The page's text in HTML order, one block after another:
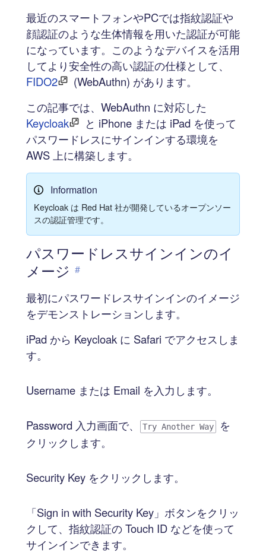
最近のスマートフォンやPCでは指紋認証や
顔認証のような生体情報を用いた認証が可能
になっています。このようなデバイスを活用
してより安全性の高い認証の仕様として、
FIDO2
(WebAuthn) があります。
この記事では、WebAuthn に対応した
Keycloak
と iPhone または iPad を使って
パスワードレスにサインインする環境を
AWS 上に構築します。
Information
Keycloak は Red Hat 社が開発しているオープンソー
スの認証管理です。
パスワードレスサインインのイ
メージ #
最初にパスワードレスサインインのイメージ
をデモンストレーションします。
iPad から Keycloak に Safari でアクセスしま
す。
Username または Email を入力します。
Password 入力画面で、 Try Another Way
を
クリックします。
Security Key をクリックします。
「Sign in with Security Key」ボタンをクリッ
クして、指紋認証の Touch ID などを使って
サインインできます。